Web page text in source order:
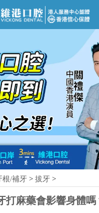
根/補牙 >拔牙 >
打麻藥會影響身體嗎